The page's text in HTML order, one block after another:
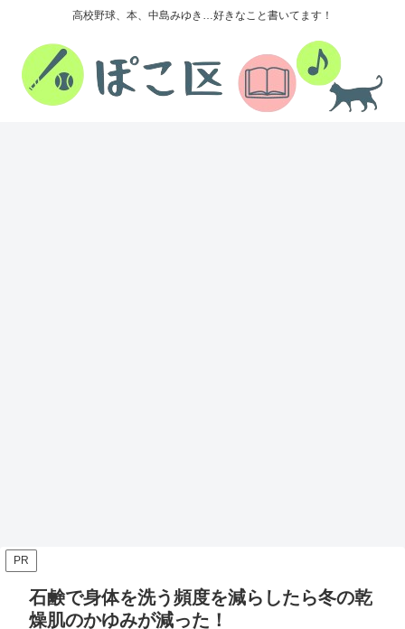
高校野球、本、中島みゆき…好きなこと書いてます！
PR
石鹸で身体を洗う頻度を減らしたら冬の乾
燥肌のかゆみが減った！